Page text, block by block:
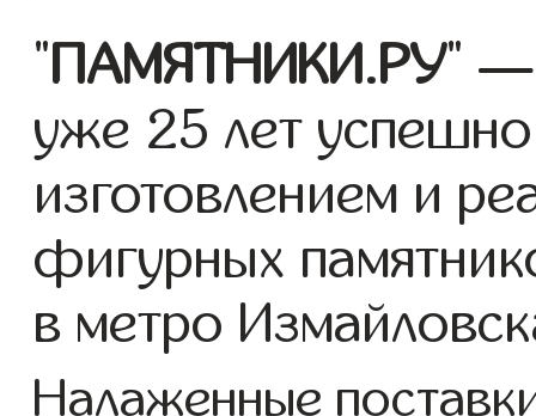
"ПАМЯТНИКИ.РУ" —
уже 25 лет
изготовлением и
фигурных
в метро
Налаженные